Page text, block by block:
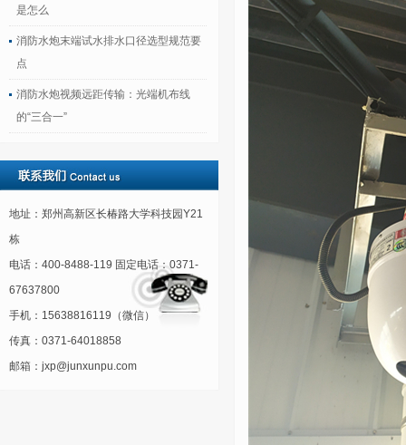
是怎么
消防水炮末端试水排水口径选型规范要
点
消防水炮视频远距传输：光端机布线
的“三合一”
地址：郑州高新区长椿路大学科技园Y21
栋
电话：400-8488-119 固定电话：0371-
67637800
手机：15638816119（微信）
传真：0371-64018858
邮箱：jxp@junxunpu.com